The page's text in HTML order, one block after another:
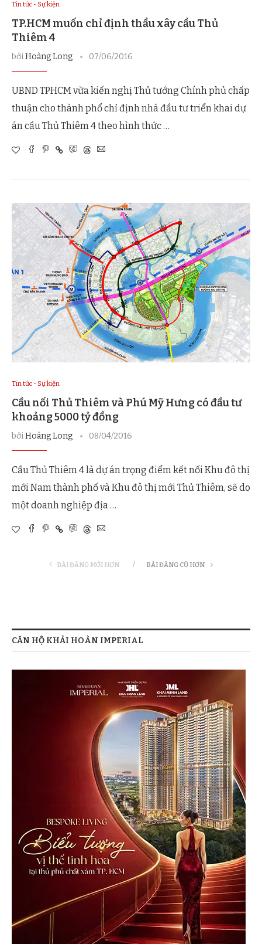
Tin tức - Sự kiện
TP.HCM muốn chỉ định thầu xây cầu Thủ
Thiêm 4
bởiHoàng Long 07/06/2016
UBND TPHCM vừa kiến nghị Thủ tướng Chính phủ chấp
thuận cho thành phổ chỉ định nhà đầu tư triển khai dự
án cầu Thủ Thiêm 4 theo hình thức …
Tin tức - Sự kiện
Cầu nối Thủ Thiêm và Phú Mỹ Hưng có đầu tư
khoảng 5000 tỷ đồng
bởiHoàng Long 08/04/2016
Cầu Thủ Thiêm 4 là dự án trọng điểm kết nối Khu đô thị
mới Nam thành phố và Khu đô thị mới Thủ Thiêm, sẽ do
một doanh nghiệp địa …
BÀI ĐĂNG MỚI HƠN BÀI ĐĂNG CŨ HƠN
CĂN HỘ KHẢI HOÀN IMPERIAL